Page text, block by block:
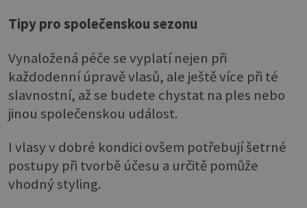
Tipy pro společenskou sezonu
Vynaložená péče se vyplatí nejen při
každodenní úpravě vlasů, ale ještě více při té
slavnostní, až se budete chystat na ples nebo
jinou společenskou událost.
I vlasy v dobré kondici ovšem potřebují šetrné
postupy při tvorbě účesu a určitě pomůže
vhodný styling.